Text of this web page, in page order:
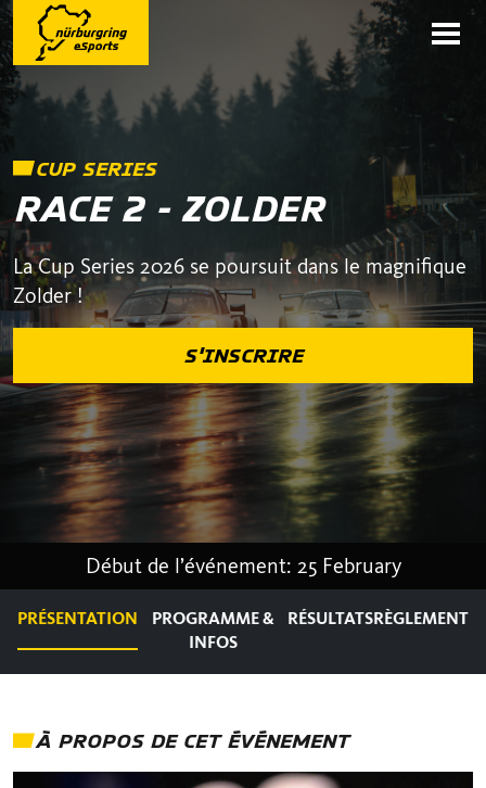
CUP SERIES
RACE 2 - ZOLDER
La Cup Series 2026 se poursuit dans le magnifique
Zolder !
S'INSCRIRE
Début de l’événement: 25 February
PRÉSENTATION
PROGRAMME &
INFOS
RÉSULTATSRÈGLEMENT
À PROPOS DE CET ÉVÉNEMENT